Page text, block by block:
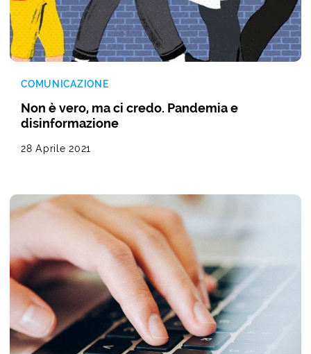
COMUNICAZIONE
Non è vero, ma ci credo. Pandemia e
disinformazione
28 Aprile 2021